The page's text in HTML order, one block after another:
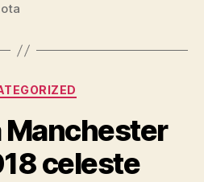
Categorías
celeste